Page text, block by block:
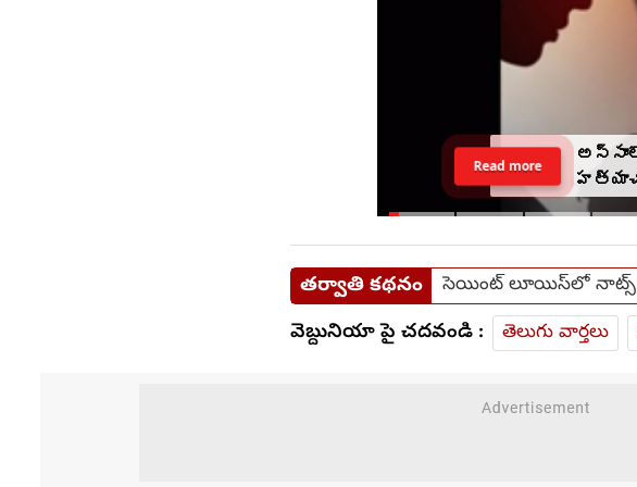
Read more
తర్వాతి కథనం సెయింట్ లూయిస్‌లో నాట్స్
వెబ్దునియా పై చదవండి : తెలుగు వార్తలు